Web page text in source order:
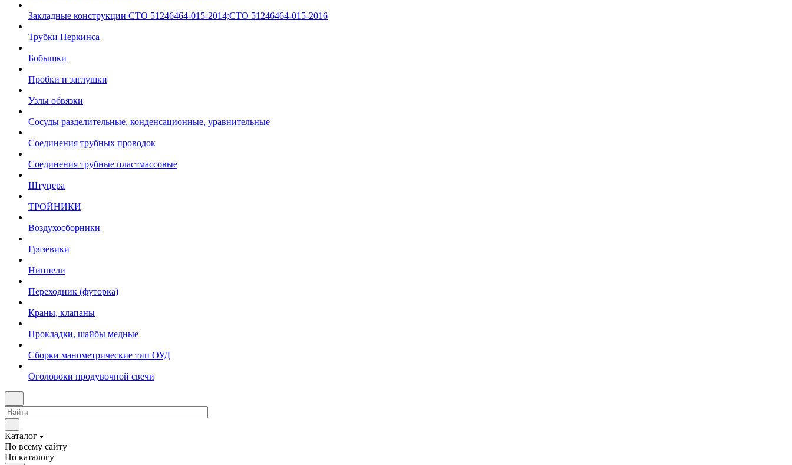
Закладные конструкции СТО 51246464-015-2014;СТО 51246464-015-2016
Трубки Перкинса
Бобышки
Пробки и заглушки
Узлы обвязки
Сосуды разделительные, конденсационные, уравнительные
Соединения трубных проводок
Соединения трубные пластмассовые
Штуцера
ТРОЙНИКИ
Воздухосборники
Грязевики
Ниппели
Переходник (футорка)
Краны, клапаны
Прокладки, шайбы медные
Сборки манометрические тип ОУД
Оголовоки продувочной свечи
Каталог
По всему сайту
По каталогу